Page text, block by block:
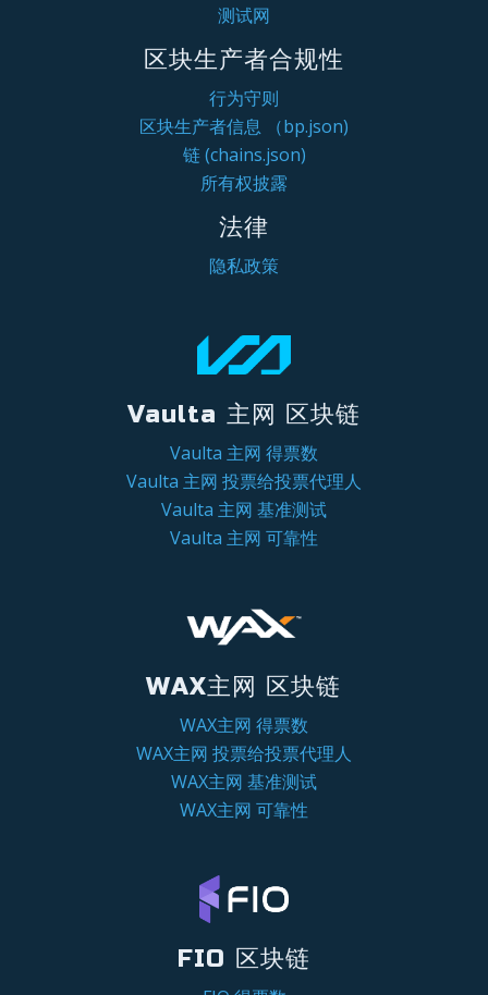
测试网
区块生产者合规性
行为守则
区块生产者信息 （bp.json)
链 (chains.json)
所有权披露
法律
隐私政策
Vaulta 主网 区块链
Vaulta 主网 得票数
Vaulta 主网 投票给投票代理人
Vaulta 主网 基准测试
Vaulta 主网 可靠性
WAX主网 区块链
WAX主网 得票数
WAX主网 投票给投票代理人
WAX主网 基准测试
WAX主网 可靠性
FIO 区块链